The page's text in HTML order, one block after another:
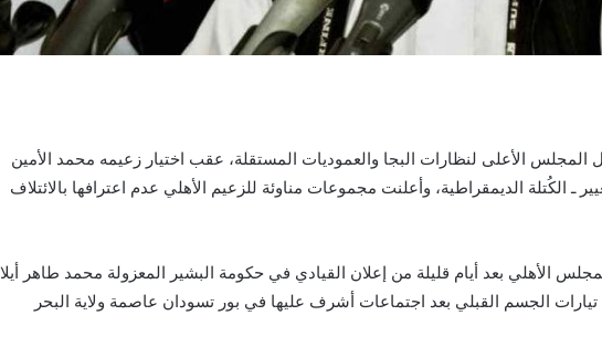
الأعلى لنظارات البجا والعموديات المستقلة، عقب اختيار زعيمه محمد الأمين
ـ الكُتلة الديمقراطية، وأعلنت مجموعات مناوئة للزعيم الأهلي عدم اعترافها بالائتلاف
الأهلي بعد أيام قليلة من إعلان القيادي في حكومة البشير المعزولة محمد طاهر أيلا
تيارات الجسم القبلي بعد اجتماعات أشرف عليها في بور تسودان عاصمة ولاية البحر